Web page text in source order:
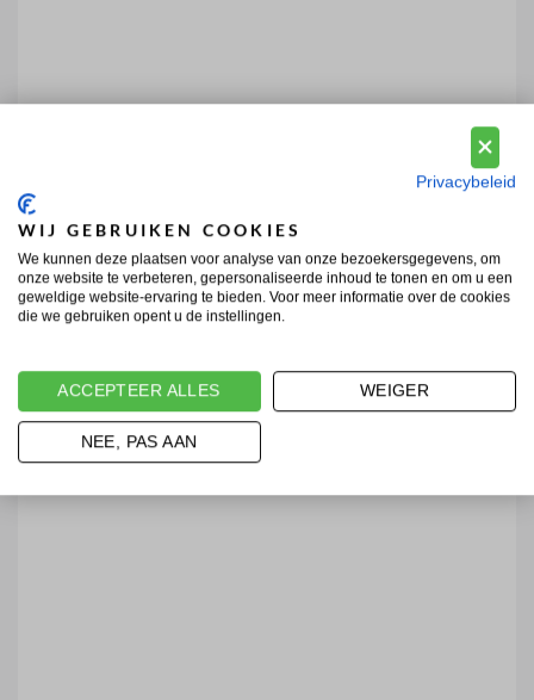
Privacybeleid
WIJ GEBRUIKEN COOKIES
We kunnen deze plaatsen voor analyse van onze bezoekersgegevens, om
onze website te verbeteren, gepersonaliseerde inhoud te tonen en om u een
geweldige website-ervaring te bieden. Voor meer informatie over de cookies
die we gebruiken opent u de instellingen.
ACCEPTEER ALLES WEIGER
NEE, PAS AAN